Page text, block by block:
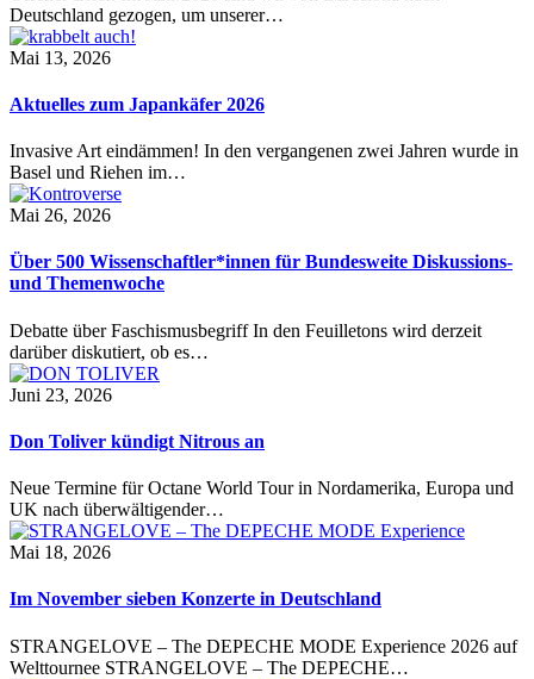
Deutschland gezogen, um unserer…
Mai 13, 2026
Aktuelles zum Japankäfer 2026
Invasive Art eindämmen! In den vergangenen zwei Jahren wurde in
Basel und Riehen im…
Mai 26, 2026
Über 500 Wissenschaftler*innen für Bundesweite Diskussions-
und Themenwoche
Debatte über Faschismusbegriff In den Feuilletons wird derzeit
darüber diskutiert, ob es…
Juni 23, 2026
Don Toliver kündigt Nitrous an
Neue Termine für Octane World Tour in Nordamerika, Europa und
UK nach überwältigender…
Mai 18, 2026
Im November sieben Konzerte in Deutschland
STRANGELOVE – The DEPECHE MODE Experience 2026 auf
Welttournee STRANGELOVE – The DEPECHE…